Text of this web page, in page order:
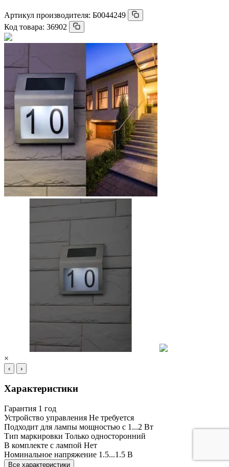
Артикул производителя: Б0044249
Код товара: 36902
×
‹ ›
Характеристики
Гарантия 1 год
Устройство управления Не требуется
Подходит для лампы мощностью с 1...2 Вт
Тип маркировки Только односторонний
В комплекте с лампой Нет
Номинальное напряжение 1.5...1.5 В
Все характеристики